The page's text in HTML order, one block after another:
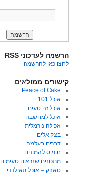
הרשמה לעדכוני RSS
לחצו כאן להרשמה
קישורים ממולאים
Peace of Cake
אוכל 101
אוכל זה טעים
אוכל למחשבה
אכילה נורמלית
בצק אלים
דברים בעלמה
חומוס להמונים
מתכונים שנראים טעימים
סאנוק – אוכל תאילנדי